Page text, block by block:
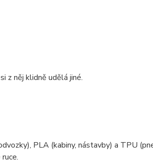
z něj klidně udělá jiné.
PLA (kabiny, nástavby) a TPU